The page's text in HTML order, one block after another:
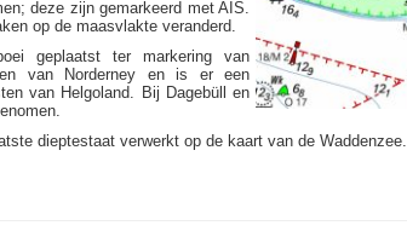
deze zijn gemarkeerd met AIS.
op de maasvlakte veranderd.
geplaatst ter markering van
van Norderney en is er een
van Helgoland. Bij Dagebüll en
dieptestaat verwerkt op de kaart van de Waddenzee.